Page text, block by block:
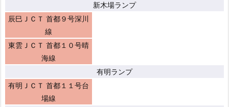
新木場ランプ
辰巳ＪＣＴ 首都９号深川
線
東雲ＪＣＴ 首都１０号晴
海線
有明ランプ
有明ＪＣＴ 首都１１号台
場線